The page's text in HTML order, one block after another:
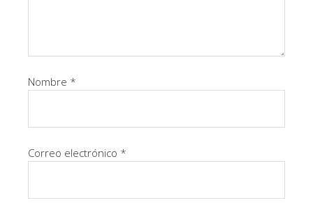
Nombre *
Correo electrónico *